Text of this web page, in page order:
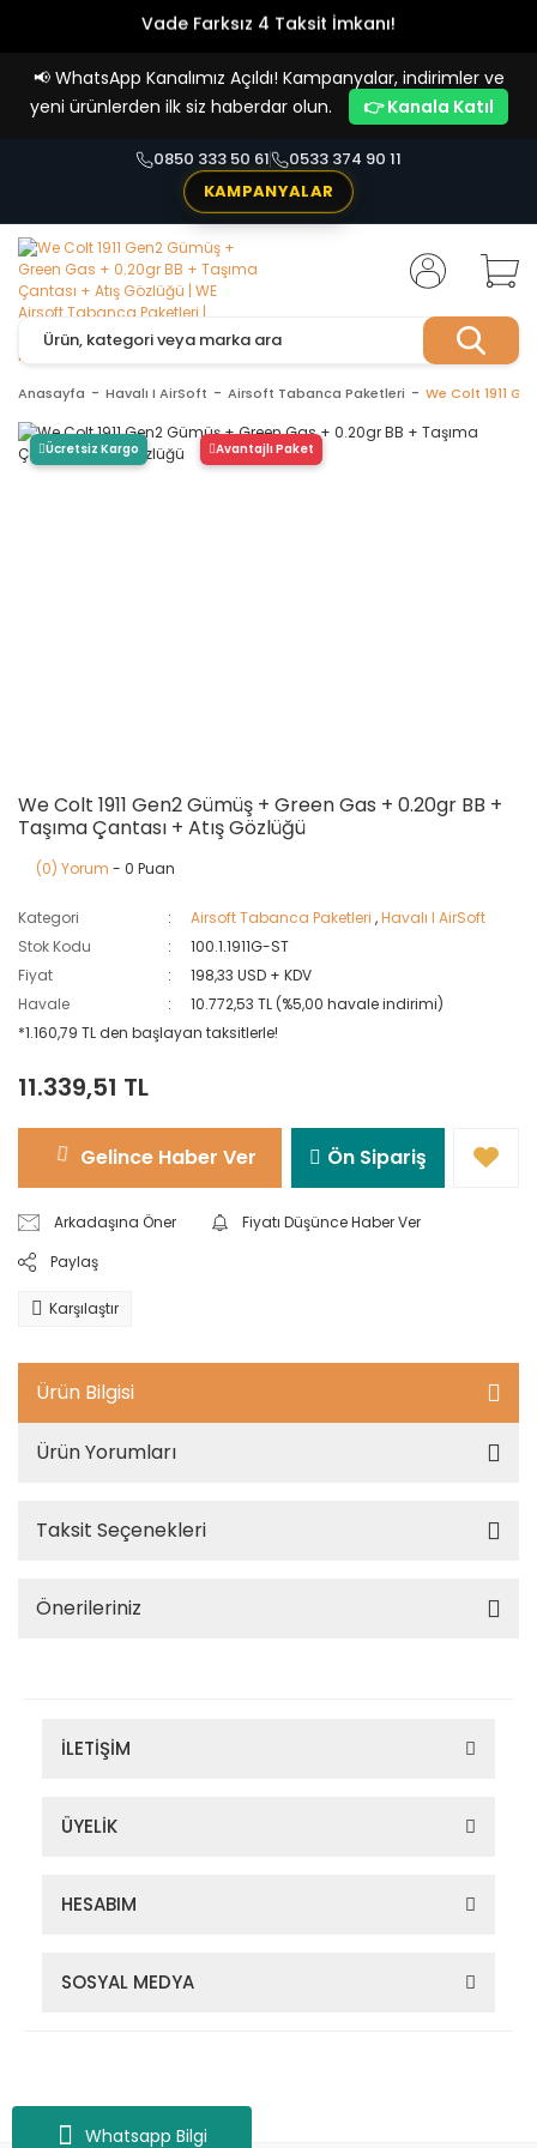
Whatsapp Bilgi
Vade Farksız 4 Taksit İmkanı!
📢 WhatsApp Kanalımız Açıldı! Kampanyalar, indirimler ve
yeni ürünlerden ilk siz haberdar olun.
👉 Kanala Katıl
0850 333 50 61
0533 374 90 11
KAMPANYALAR
Anasayfa Havalı I AirSoft Airsoft Tabanca Paketleri We Colt 1911
Avantajlı Paket
Ücretsiz Kargo
We Colt 1911 Gen2 Gümüş + Green Gas + 0.20gr BB +
Taşıma Çantası + Atış Gözlüğü
(0) Yorum - 0 Puan
Kategori Airsoft Tabanca Paketleri ,Havalı I AirSoft
Stok Kodu
100.1.1911G-ST
Fiyat
198,33 USD + KDV
Havale
10.772,53 TL (%5,00 havale indirimi)
*1.160,79 TL den başlayan taksitlerle!
11.339,51 TL
Gelince Haber Ver Ön Sipariş
Arkadaşına Öner
Fiyatı Düşünce Haber Ver
Paylaş
Karşılaştır
Ürün Bilgisi
Ürün Yorumları
Taksit Seçenekleri
Önerileriniz
İLETİŞİM
ÜYELİK
HESABIM
SOSYAL MEDYA